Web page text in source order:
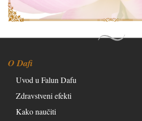
O Dafi
Uvod u Falun Dafu
Zdravstveni efekti
Kako naučiti